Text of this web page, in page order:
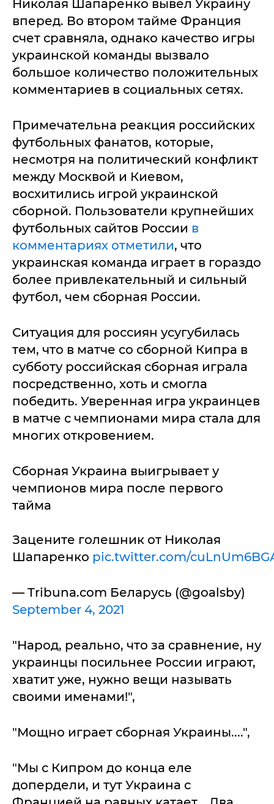
Николая Шапаренко вывел Украину
вперед. Во втором тайме Франция
счет сравняла, однако качество игры
украинской команды вызвало
большое количество положительных
комментариев в социальных сетях.
Примечательна реакция российских
футбольных фанатов, которые,
несмотря на политический конфликт
между Москвой и Киевом,
восхитились игрой украинской
сборной. Пользователи крупнейших
футбольных сайтов России в
комментариях отметили, что
украинская команда играет в гораздо
более привлекательный и сильный
футбол, чем сборная России.
Ситуация для россиян усугубилась
тем, что в матче со сборной Кипра в
субботу российская сборная играла
посредственно, хоть и смогла
победить. Уверенная игра украинцев
в матче с чемпионами мира стала для
многих откровением.
Сборная Украина выигрывает у
чемпионов мира после первого
тайма
Зацените голешник от Николая
Шапаренко pic.twitter.com/
— Tribuna.com Беларусь (@goalsby)
September 4, 2021
"Народ, реально, что за сравнение, ну
украинцы посильнее России играют,
хватит уже, нужно вещи называть
своими именами!",
"Мощно играет сборная Украины....",
"Мы с Кипром до конца еле
допердели, и тут Украина с